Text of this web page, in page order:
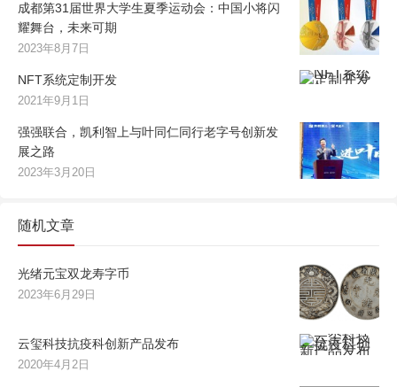
成都第31届世界大学生夏季运动会：中国小将闪
耀舞台，未来可期
2023年8月7日
NFT系统定制开发
2021年9月1日
强强联合，凯利智上与叶同仁同行老字号创新发
展之路
2023年3月20日
随机文章
光绪元宝双龙寿字币
2023年6月29日
云玺科技抗疫科创新产品发布
2020年4月2日